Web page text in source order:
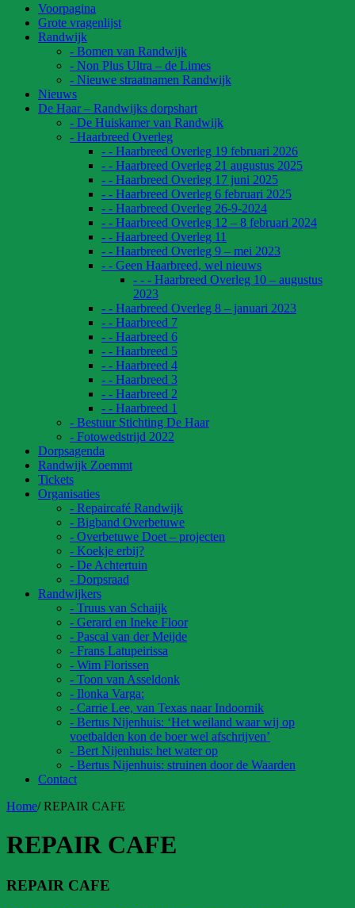
Voorpagina
Grote vragenlijst
Randwijk
- Bomen van Randwijk
- Non Plus Ultra – de Limes
- Nieuwe straatnamen Randwijk
Nieuws
De Haar – Randwijks dorpshart
- De Huiskamer van Randwijk
- Haarbreed Overleg
- - Haarbreed Overleg 19 februari 2026
- - Haarbreed Overleg 21 augustus 2025
- - Haarbreed Overleg 17 juni 2025
- - Haarbreed Overleg 6 februari 2025
- - Haarbreed Overleg 26-9-2024
- - Haarbreed Overleg 12 – 8 februari 2024
- - Haarbreed Overleg 11
- - Haarbreed Overleg 9 – mei 2023
- - Geen Haarbreed, wel nieuws
- - - Haarbreed Overleg 10 – augustus
2023
- - Haarbreed Overleg 8 – januari 2023
- - Haarbreed 7
- - Haarbreed 6
- - Haarbreed 5
- - Haarbreed 4
- - Haarbreed 3
- - Haarbreed 2
- - Haarbreed 1
- Bestuur Stichting De Haar
- Fotowedstrijd 2022
Dorpsagenda
Randwijk Zoemmt
Tickets
Organisaties
- Repaircafé Randwijk
- Bigband Overbetuwe
- Overbetuwe Doet – projecten
- Koekje erbij?
- De Achtertuin
- Dorpsraad
Randwijkers
- Truus van Schaijk
- Gerard en Ineke Floor
- Pascal van der Meijde
- Frans Latupeirissa
- Wim Florissen
- Toon van Asseldonk
- Ilonka Varga:
- Carrie Lee, van Texas naar Indoornik
- Bertus Nijenhuis: ‘Het weiland waar wij op
voetbalden kon de boer wel afschrijven’
- Bert Nijenhuis: het water op
- Bertus Nijenhuis: struinen door de Waarden
Contact
Home/REPAIR CAFE
REPAIR CAFE
REPAIR CAFE